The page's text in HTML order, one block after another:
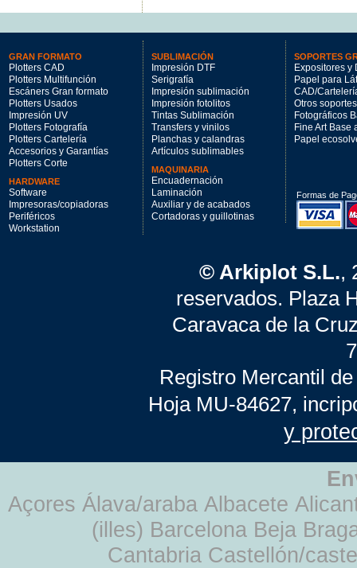
GRAN FORMATO
Plotters CAD
Plotters Multifunción
Escáners Gran formato
Plotters Usados
Impresión UV
Plotters Fotografía
Plotters Cartelería
Accesorios y Garantías
Plotters Corte
HARDWARE
Software
Impresoras/copiadoras
Periféricos
Workstation
SUBLIMACIÓN
Impresión DTF
Serigrafía
Impresión sublimación
Impresión fotolitos
Tintas Sublimación
Transfers y vinilos
Planchas y calandras
Artículos sublimables
MAQUINARIA
Encuadernación
Laminación
Auxiliar y de acabados
Cortadoras y guillotinas
SOPORTES
Expositores y
Papel para
CAD/
Otros soportes
Fotográficos
Fine Art Base
Papel
Formas de
© Arkiplot S.L.,
reservados. Plaza
Caravaca de la
Registro Mercantil
Hoja MU-84627,
y
Açores Álava/araba Albacete
(illes) Barcelona Beja
Cantabria Castellón/